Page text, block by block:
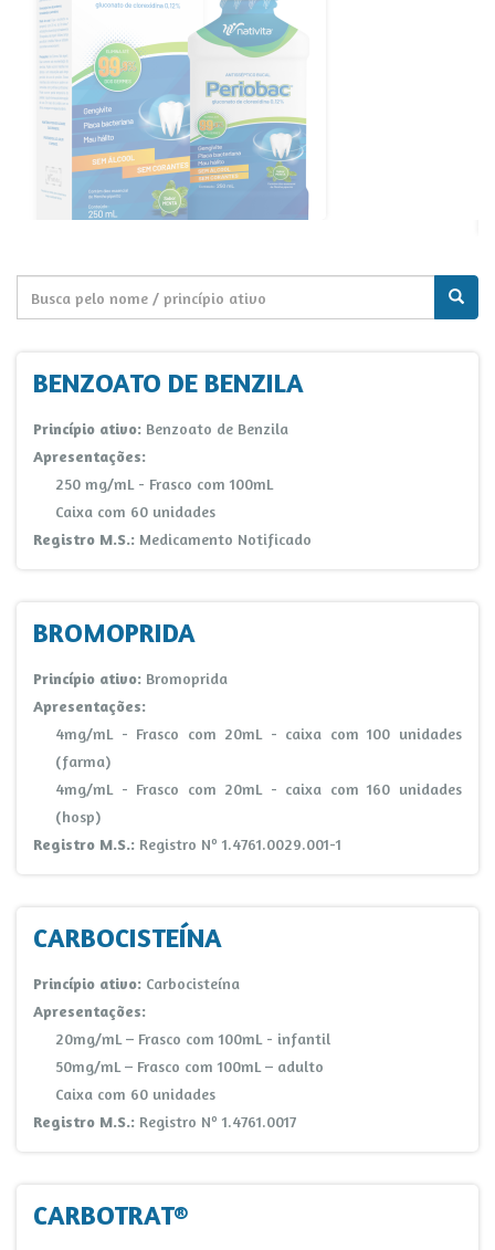
BENZOATO DE BENZILA
Princípio ativo: Benzoato de Benzila
Apresentações:
250 mg/mL - Frasco com 100mL
Caixa com 60 unidades
Registro M.S.: Medicamento Notificado
BROMOPRIDA
Princípio ativo: Bromoprida
Apresentações:
4mg/mL - Frasco com 20mL - caixa com 100 unidades
(farma)
4mg/mL - Frasco com 20mL - caixa com 160 unidades
(hosp)
Registro M.S.: Registro Nº 1.4761.0029.001-1
CARBOCISTEÍNA
Princípio ativo: Carbocisteína
Apresentações:
20mg/mL – Frasco com 100mL - infantil
50mg/mL – Frasco com 100mL – adulto
Caixa com 60 unidades
Registro M.S.: Registro Nº 1.4761.0017
CARBOTRAT®